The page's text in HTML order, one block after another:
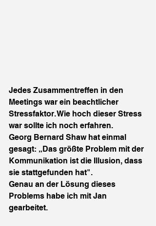
Jedes Zusammentreffen in den
Meetings war ein beachtlicher
Stressfaktor. Wie hoch dieser Stress
war sollte ich noch erfahren.
Georg Bernard Shaw hat einmal
gesagt: „Das größte Problem mit der
Kommunikation ist die Illusion, dass
sie stattgefunden hat".
Genau an der Lösung dieses
Problems habe ich mit Jan
gearbeitet.